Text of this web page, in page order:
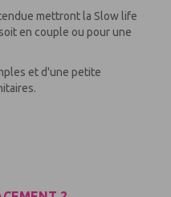
mettront la Slow life
en couple ou pour une
et d'une petite